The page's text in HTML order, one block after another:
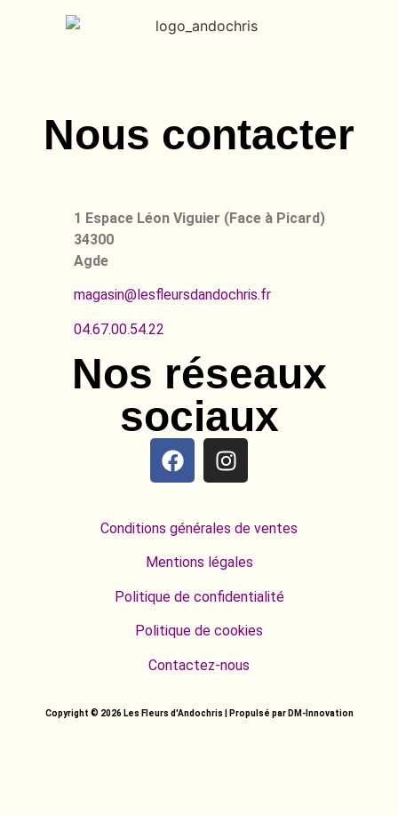
Nous contacter
1 Espace Léon Viguier (Face à Picard)
34300
Agde
magasin@lesfleursdandochris.fr
04.67.00.54.22
Nos réseaux
sociaux
Conditions générales de ventes
Mentions légales
Politique de confidentialité
Politique de cookies
Contactez-nous
Copyright © 2026 Les Fleurs d'Andochris | Propulsé par DM-Innovation